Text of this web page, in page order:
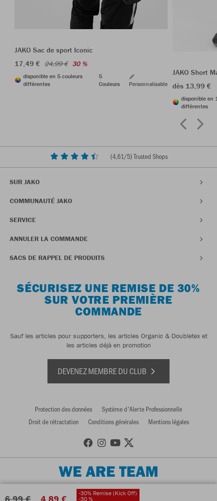
-30% Remise (Kick Off)
-30 %
JAKO Sac de sport Iconic
17,49 € 24,99 € 30 %
disponible en 5 couleurs
différentes
5
Couleurs
Personnalisable
JAKO Short
dès 13,99 €
disponible en
différentes
(4,61/5) Trusted Shops
SUR JAKO
COMMUNAUTÉ JAKO
SERVICE
ANNULER LA COMMANDE
SACS DE RAPPEL DE PRODUITS
SÉCURISEZ UNE REMISE DE 30%
SUR VOTRE PREMIÈRE
COMMANDE
Sauf les articles pour supporters, les articles Organic & Doubletex et
les articles déjà en promotion
DEVENEZ MEMBRE DU CLUB
Protection des données
Système d'Alerte Professionnelle
Droit de rétractation
Conditions générales Mentions légales
WE ARE TEAM